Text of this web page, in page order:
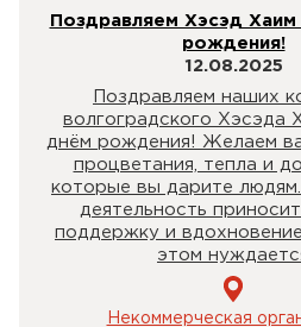
Поздравляем Хэсэд
рождения!
12.08.2025
Поздравляем наших
волгоградского Хэсэда
днём рождения! Желаем
процветания, тепла и
которые вы дарите
деятельность
поддержку и
этом
Некоммерческая